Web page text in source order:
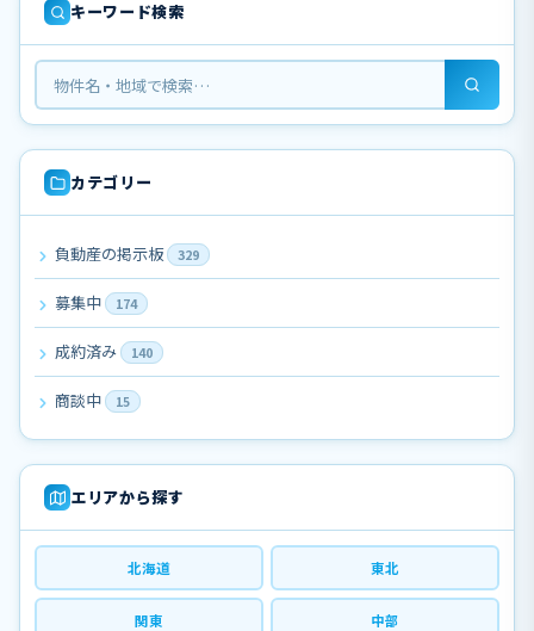
キーワード検索
カテゴリー
負動産の掲示板 329
募集中 174
成約済み 140
商談中 15
エリアから探す
北海道 東北
関東 中部